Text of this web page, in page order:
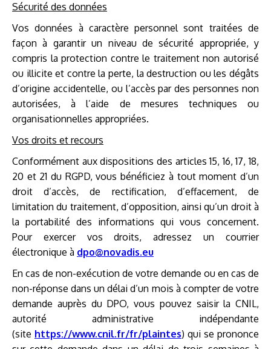
Sécurité des données
Vos données à caractère personnel sont traitées de
façon à garantir un niveau de sécurité appropriée, y
compris la protection contre le traitement non autorisé
ou illicite et contre la perte, la destruction ou les dégâts
d’origine accidentelle, ou l’accès par des personnes non
autorisées, à l’aide de mesures techniques ou
organisationnelles appropriées.
Vos droits et recours
Conformément aux dispositions des articles 15, 16, 17, 18,
20 et 21 du RGPD, vous bénéficiez à tout moment d’un
droit d’accès, de rectification, d’effacement, de
limitation du traitement, d’opposition, ainsi qu’un droit à
la portabilité des informations qui vous concernent.
Pour exercer vos droits, adressez un courrier
électronique à dpo@novadis.eu
En cas de non-exécution de votre demande ou en cas de
non-réponse dans un délai d’un mois à compter de votre
demande auprès du DPO, vous pouvez saisir la CNIL,
autorité administrative indépendante
(site https://www.cnil.fr/fr/plaintes) qui se prononce